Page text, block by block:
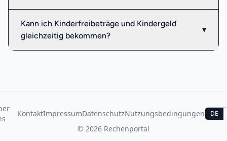
Kann ich Kinderfreibeträge und Kindergeld
gleichzeitig bekommen?
▾
KontaktImpressumDatenschutzNutzungsbedingungen DE
© 2026 Rechenportal